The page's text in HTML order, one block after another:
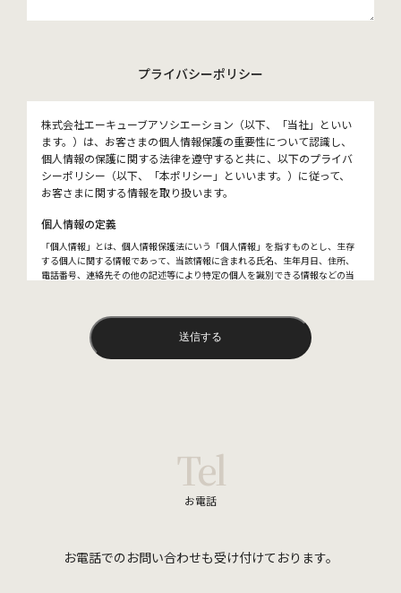
プライバシーポリシー
株式会社エーキューブアソシエーション（以下、「当社」といい
ます。）は、お客さまの個人情報保護の重要性について認識し、
個人情報の保護に関する法律を遵守すると共に、以下のプライバ
シーポリシー（以下、「本ポリシー」といいます。）に従って、
お客さまに関する情報を取り扱います。
個人情報の定義
「個人情報」とは、個人情報保護法にいう「個人情報」を指すものとし、生存
する個人に関する情報であって、当該情報に含まれる氏名、生年月日、住所、
電話番号、連絡先その他の記述等により特定の個人を識別できる情報などの当
個人情報の取得方法
当社は、ウェブサイト上のお問い合わせフォームを通して、氏名、住所、電話
番号、メールアドレス、などの個人情報をお尋ねすることがあります。
個人データを安全に管理するための措置
お客さまの個人情報を正確かつ最新の状態に保ち、個人情報への不正アクセ
維持・管理体制の整備・社員教育の徹底等の必要な措置を講じ、安全対策を実
個人データの第三者提供
Tel
お電話
お電話でのお問い合わせも受け付けております。